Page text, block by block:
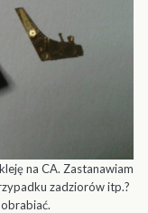
na CA. Zastanawiam
zadziorów itp.?